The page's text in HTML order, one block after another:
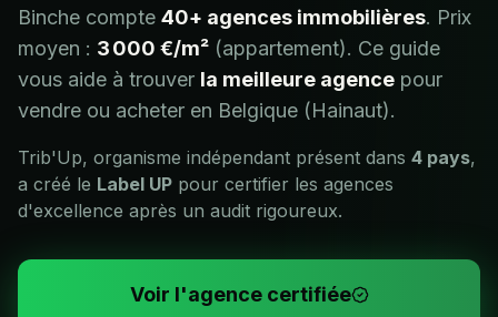
Binche compte 40+ agences immobilières. Prix
moyen : 3 000 €/m² (appartement). Ce guide
vous aide à trouver la meilleure agence pour
vendre ou acheter en Belgique (Hainaut).
Trib'Up, organisme indépendant présent dans 4 pays,
a créé le Label UP pour certifier les agences
d'excellence après un audit rigoureux.
Voir l'agence certifiée